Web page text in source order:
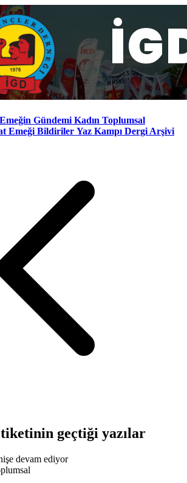
Emeğin Gündemi Kadın Toplumsal
Emeği Bildiriler Yaz Kampı Dergi Arşivi
geçtiği yazılar